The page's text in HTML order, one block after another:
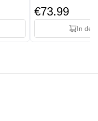
€73.99
In den